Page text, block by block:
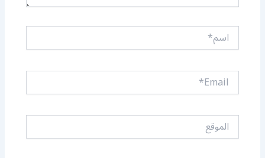
اسم*
Email*
الموقع